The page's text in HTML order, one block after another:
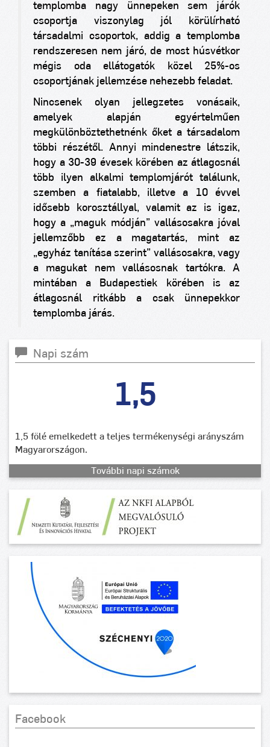
templomba nagy ünnepeken sem járók
csoportja viszonylag jól körülírható
társadalmi csoportok, addig a templomba
rendszeresen nem járó, de most húsvétkor
mégis oda ellátogatók közel 25%-os
csoportjának jellemzése nehezebb feladat.
Nincsenek olyan jellegzetes vonásaik,
amelyek alapján egyértelműen
megkülönböztethetnénk őket a társadalom
többi részétől. Annyi mindenestre látszik,
hogy a 30-39 évesek körében az átlagosnál
több ilyen alkalmi templomjárót találunk,
szemben a fiatalabb, illetve a 10 évvel
idősebb korosztállyal, valamit az is igaz,
hogy a „maguk módján” vallásosakra jóval
jellemzőbb ez a magatartás, mint az
„egyház tanítása szerint” vallásosakra, vagy
a magukat nem vallásosnak tartókra. A
mintában a Budapestiek körében is az
átlagosnál ritkább a csak ünnepekkor
templomba járás.
Napi szám
1,5
1,5 fölé emelkedett a teljes termékenységi arányszám
Magyarországon.
További napi számok
Facebook